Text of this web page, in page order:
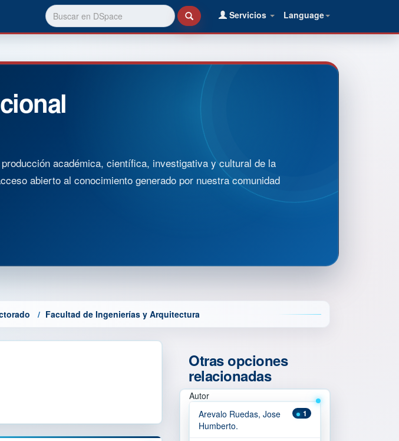
Language
Servicios
académica, científica, investigativa y cultural de la
abierto al conocimiento generado por nuestra comunidad
Facultad de Ingenierías y Arquitectura
Otras opciones
relacionadas
Autor
1
Arevalo Ruedas, Jose
Humberto.